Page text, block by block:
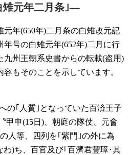
元年二月条｣―
年(650年)二月条の白雉改元記
号の白雉元年(652年)二月に行
九州王朝系史書からの転載(盗用)
もそのことを示しています。
の｢人質｣となっていた百済王子
〝甲申(15日)、朝庭の隊仗、元會
人等、四列を｢紫門｣の外に為
)ち、百官及び｢百濟君豐璋･其